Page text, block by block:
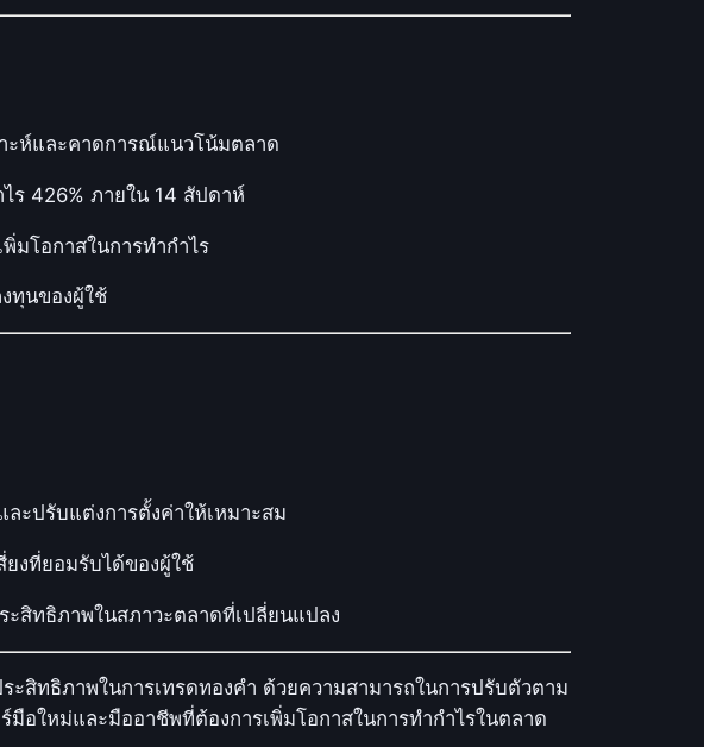
ะห์และคาดการณ์แนวโน้มตลาด
ร 426% ภายใน 14 สัปดาห์
มโอกาสในการทำกำไร
ทุนของผู้ใช้
ะปรับแต่งการตั้งค่าให้เหมาะสม
ยงที่ยอมรับได้ของผู้ใช้
สิทธิภาพในสภาวะตลาดที่เปลี่ยนแปลง
ะสิทธิภาพในการเทรดทองคำ ด้วยความสามารถในการปรับตัวตาม
อใหม่และมืออาชีพที่ต้องการเพิ่มโอกาสในการทำกำไรในตลาด